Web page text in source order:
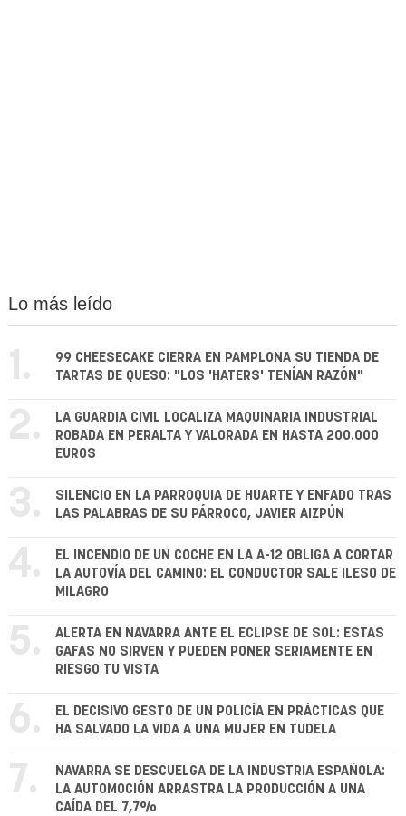
Lo más leído
1.
99 CHEESECAKE CIERRA EN PAMPLONA SU TIENDA DE
TARTAS DE QUESO: "LOS 'HATERS' TENÍAN RAZÓN"
2.
LA GUARDIA CIVIL LOCALIZA MAQUINARIA INDUSTRIAL
ROBADA EN PERALTA Y VALORADA EN HASTA 200.000
EUROS
3.
SILENCIO EN LA PARROQUIA DE HUARTE Y ENFADO TRAS
LAS PALABRAS DE SU PÁRROCO, JAVIER AIZPÚN
4.
EL INCENDIO DE UN COCHE EN LA A-12 OBLIGA A CORTAR
LA AUTOVÍA DEL CAMINO: EL CONDUCTOR SALE ILESO DE
MILAGRO
5.
ALERTA EN NAVARRA ANTE EL ECLIPSE DE SOL: ESTAS
GAFAS NO SIRVEN Y PUEDEN PONER SERIAMENTE EN
RIESGO TU VISTA
6.
EL DECISIVO GESTO DE UN POLICÍA EN PRÁCTICAS QUE
HA SALVADO LA VIDA A UNA MUJER EN TUDELA
7.
NAVARRA SE DESCUELGA DE LA INDUSTRIA ESPAÑOLA:
LA AUTOMOCIÓN ARRASTRA LA PRODUCCIÓN A UNA
CAÍDA DEL 7,7%